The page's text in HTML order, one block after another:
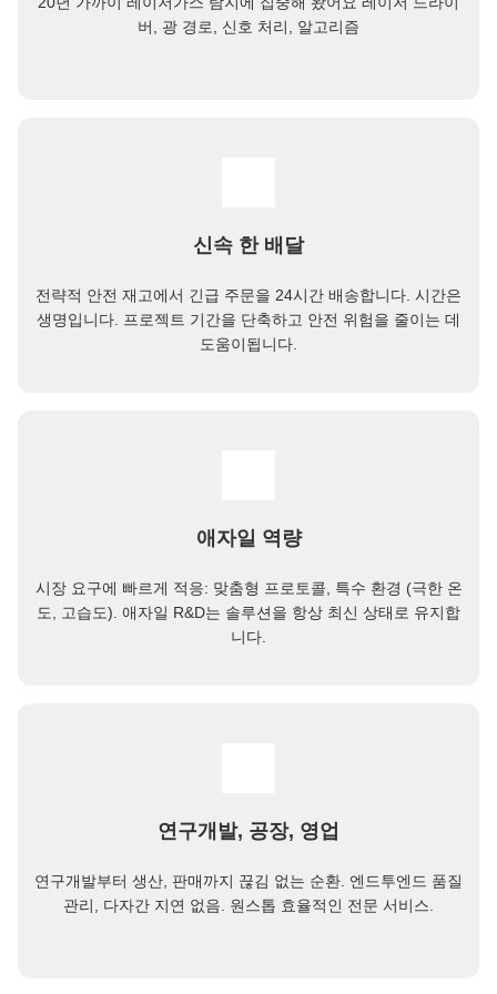
버, 광 경로, 신호 처리, 알고리즘
신속 한 배달
전략적 안전 재고에서 긴급 주문을 24시간 배송합니다. 시간은
생명입니다. 프로젝트 기간을 단축하고 안전 위험을 줄이는 데
도움이됩니다.
애자일 역량
시장 요구에 빠르게 적응: 맞춤형 프로토콜, 특수 환경 (극한 온
도, 고습도). 애자일 R&D는 솔루션을 항상 최신 상태로 유지합
니다.
연구개발, 공장, 영업
연구개발부터 생산, 판매까지 끊김 없는 순환. 엔드투엔드 품질
관리, 다자간 지연 없음. 원스톱 효율적인 전문 서비스.